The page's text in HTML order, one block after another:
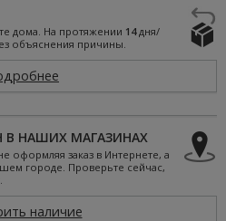
дома. На протяжении 14дня/
объяснения причины.
В НАШИХ МАГАЗИНАХ
оформляя заказ в Интернете, а
городе. Проверьте сейчас,
наличие